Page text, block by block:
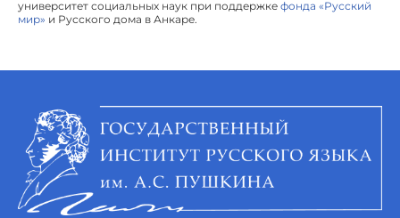
университет социальных наук при поддержке фонда «Русский
мир» и Русского дома в Анкаре.